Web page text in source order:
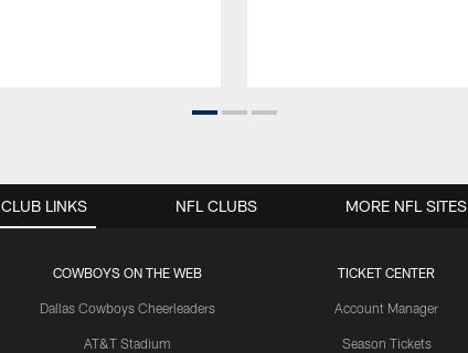
CLUB LINKS
COWBOYS ON THE WEB
Dallas Cowboys Cheerleaders
AT&T Stadium
TICKET CENTER
Account Manager
Season Tickets
NFL CLUBS MORE NFL SITES